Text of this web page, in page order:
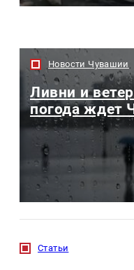
Новости Чувашии
Ливни и
погода ждет
Статьи